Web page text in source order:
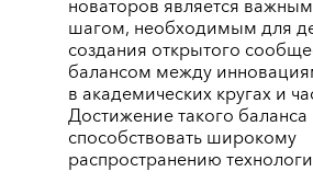
новаторов является
шагом, необходимым для
создания открытого
балансом между
в академических кругах и
Достижение такого баланса
способствовать широкому
распространению